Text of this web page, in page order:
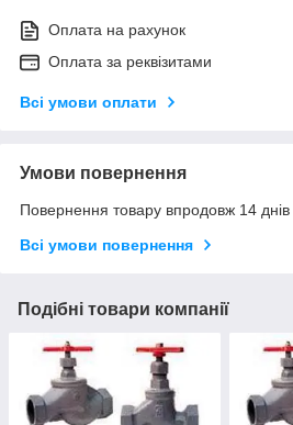
Оплата на рахунок
Оплата за реквізитами
Всі умови оплати
Умови повернення
Повернення товару впродовж 14
Всі умови повернення
Подібні товари компанії